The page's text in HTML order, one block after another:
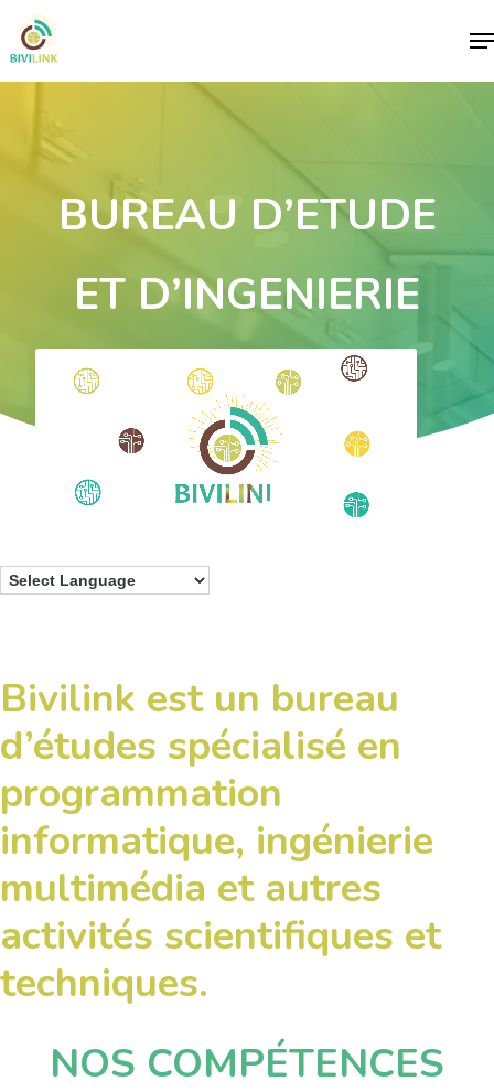
BUREAU D’ETUDE
ET D’INGENIERIE
Bivilink est un bureau
d’études spécialisé en
programmation
informatique, ingénierie
multimédia et autres
activités scientifiques et
techniques.
NOS COMPÉTENCES